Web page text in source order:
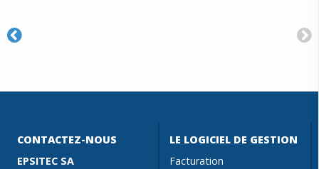
CONTACTEZ-NOUS
EPSITEC SA
LE LOGICIEL DE GESTION
Facturation